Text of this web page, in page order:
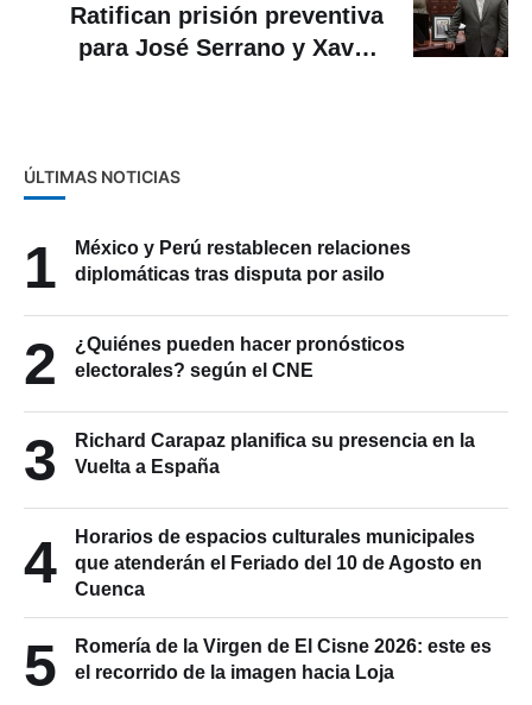
Ratifican prisión preventiva
para José Serrano y Xavier
ÚLTIMAS NOTICIAS
1
México y Perú restablecen relaciones
diplomáticas tras disputa por asilo
2
¿Quiénes pueden hacer pronósticos
electorales? según el CNE
3
Richard Carapaz planifica su presencia en la
Vuelta a España
4
Horarios de espacios culturales municipales
que atenderán el Feriado del 10 de Agosto en
Cuenca
5
Romería de la Virgen de El Cisne 2026: este es
el recorrido de la imagen hacia Loja